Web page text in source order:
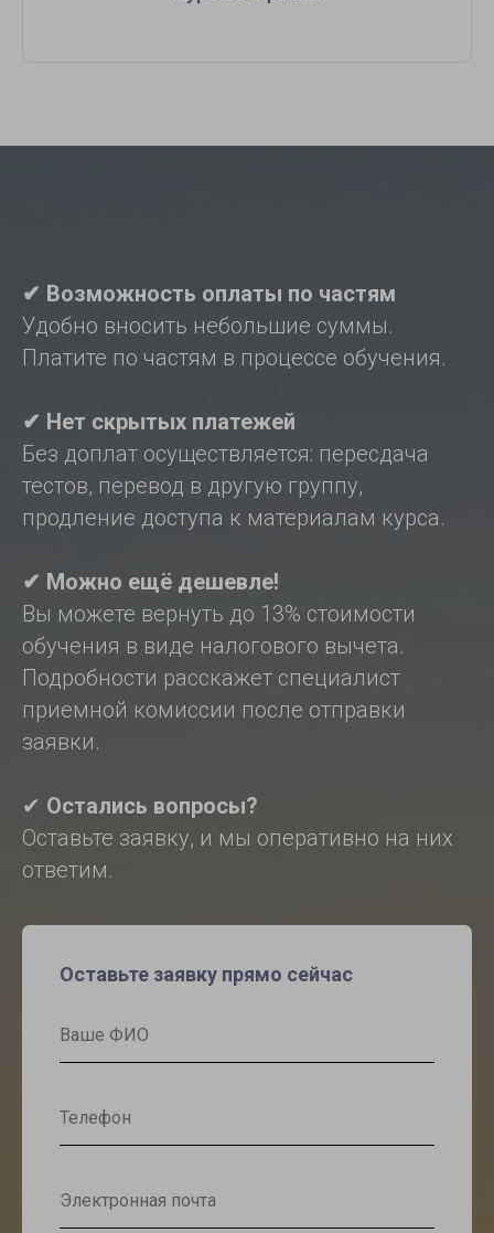
✔ Возможность оплаты по частям
Удобно вносить небольшие суммы.
Платите по частям в процессе обучения.
✔ Нет скрытых платежей
Без доплат осуществляется: пересдача
тестов, перевод в другую группу,
продление доступа к материалам курса.
✔ Можно ещё дешевле!
Вы можете вернуть до 13% стоимости
обучения в виде налогового вычета.
Подробности расскажет специалист
приемной комиссии после отправки
заявки.
✔ Остались вопросы?
Оставьте заявку, и мы оперативно на них
ответим.
Оставьте заявку прямо сейчас